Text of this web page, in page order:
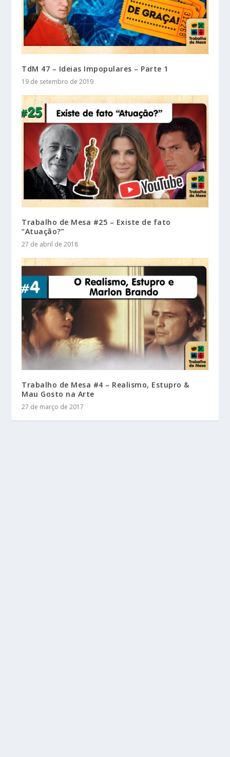
TdM 47 – Ideias Impopulares – Parte 1
19 de setembro de 2019
Trabalho de Mesa #25 – Existe de fato
“Atuação?”
27 de abril de 2018
Trabalho de Mesa #4 – Realismo, Estupro &
Mau Gosto na Arte
27 de março de 2017